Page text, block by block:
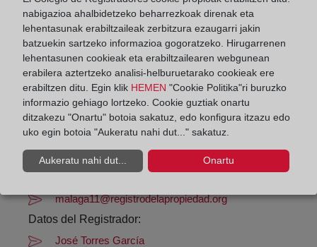
Cerrojo, 17 - 2ª planta, 29007
Horario:
De lunes a viernes de 09:00 a 17:00 horas
Agosto: De lunes a viernes de 09:00 a 14:00 horas
Los días 24 y 31 de diciembre de 09:00 a 14:00
horas
Datos de contacto:
952 61 28 36
malaga11@registrodelapropiedad.org
Datos del Registrador:
José Torres García
nabigazioa ahalbidetzeko beharrezkoak direnak eta
lehentasunak erabiltzaileak zerbitzura ezaugarri jakin
batzuekin sartzeko informazioa gogoratzeko. Hirugarrenen
lehentasunen cookieak eta erabiltzailearen webgunean
erabilera aztertzeko analisi-helburuetarako cookieak ere
erabiltzen ditu. Egin klik HEMEN "Cookie Politika"ri buruzko
informazio gehiago lortzeko. Cookie guztiak onartu
ditzakezu "Onartu" botoia sakatuz, edo konfigura itzazu edo
uko egin botoia "Aukeratu nahi dut..." sakatuz.
Aukeratu nahi dut... Onartu